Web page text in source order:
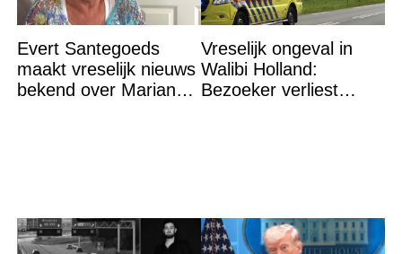
Evert Santegoeds
maakt vreselijk nieuws
bekend over Marianne
Vreselijk ongeval in
Walibi Holland:
Bezoeker verliest